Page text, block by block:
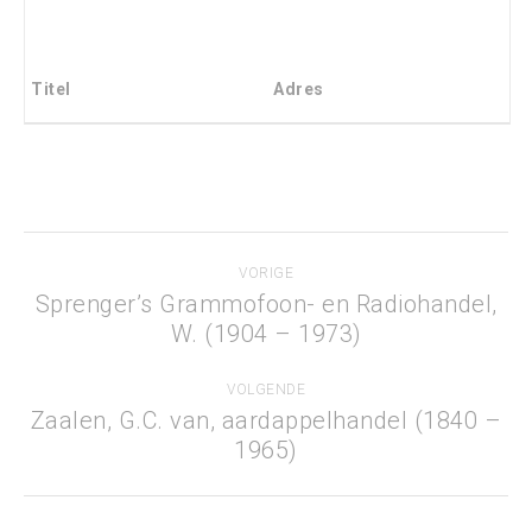
Titel Adres
navigation
VORIGE
Previous
project:
Sprenger’s Grammofoon- en Radiohandel,
W. (1904 – 1973)
VOLGENDE
Next
project:
Zaalen, G.C. van, aardappelhandel (1840 –
1965)